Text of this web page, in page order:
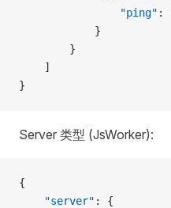
                "ping"
:
            }
        }
    ]
}
Server 类型 (JsWorker):
{
    "server"
: {